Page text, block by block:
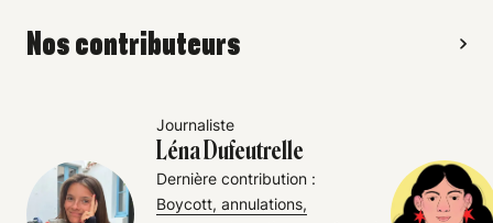
Nos contributeurs
Journaliste
Léna Dufeutrelle
Dernière contribution :
Boycott, annulations,